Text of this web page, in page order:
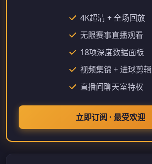
4K超清 + 全场回放
无限赛事直播观看
18项深度数据面板
视频集锦 + 进球剪辑
直播间聊天室特权
立即订阅 · 最受欢迎